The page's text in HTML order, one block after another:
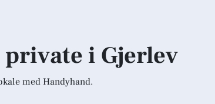
i Gjerlev
med Handyhand.